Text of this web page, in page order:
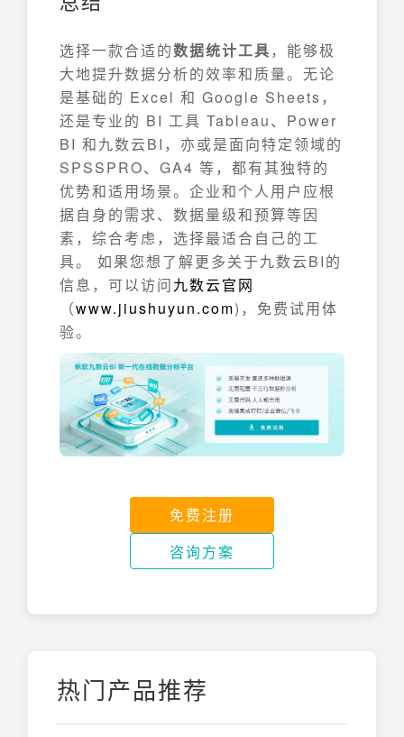
选择一款合适的数据统计工具 ，能够极
大地提升数据分析的效率和质量。无论
是基础的 Excel 和 Google Sheets，
还是专业的 BI 工具 Tableau、Power
BI 和九数云BI，亦或是面向特定领域的
SPSSPRO、GA4 等，都有其独特的
优势和适用场景。企业和个人用户应根
据自身的需求、数据量级和预算等因
素，综合考虑，选择最适合自己的工
具。 如果您想了解更多关于九数云BI的
信息，可以访问九数云官网
（www.jiushuyun.com)，免费试用体
验。
免费注册
咨询方案
热门产品推荐